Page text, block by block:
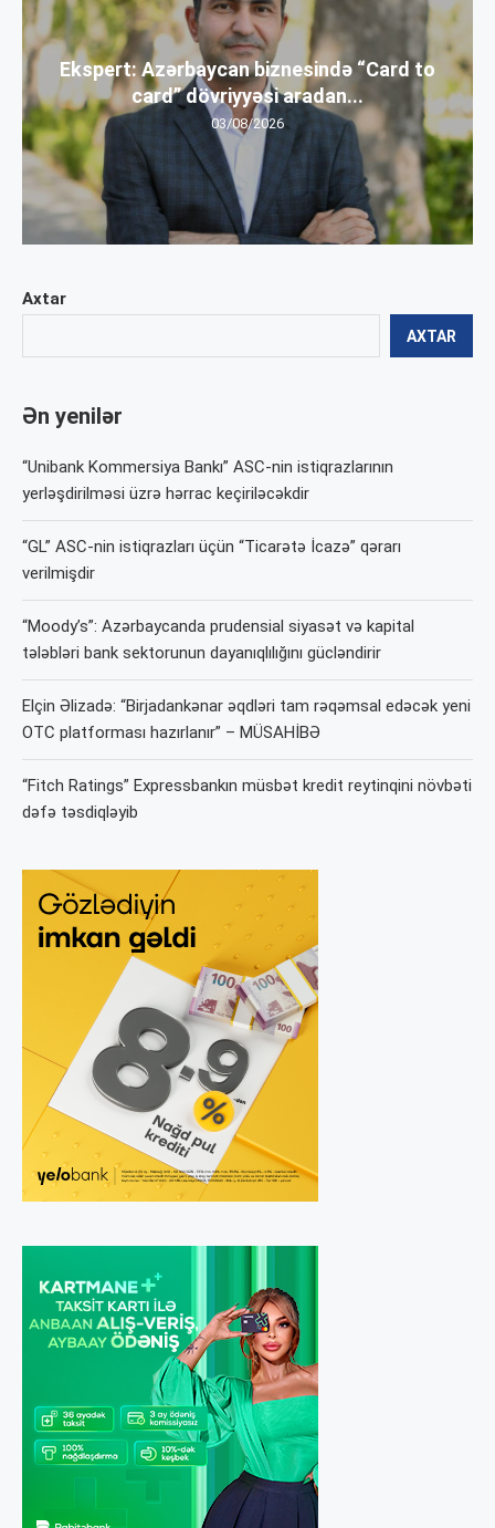
Axtar
AXTAR
Ən yenilər
“Unibank Kommersiya Bankı” ASC-nin istiqrazlarının
yerləşdirilməsi üzrə hərrac keçiriləcəkdir
“GL” ASC-nin istiqrazları üçün “Ticarətə İcazə” qərarı
verilmişdir
“Moody’s”: Azərbaycanda prudensial siyasət və kapital
tələbləri bank sektorunun dayanıqlılığını gücləndirir
Elçin Əlizadə: “Birjadankənar əqdləri tam rəqəmsal edəcək yeni
OTC platforması hazırlanır” – MÜSAHİBƏ
“Fitch Ratings” Expressbankın müsbət kredit reytinqini növbəti
dəfə təsdiqləyib
Ekspert: Azərbaycan biznesində “Card to
card” dövriyyəsi aradan...
03/08/2026